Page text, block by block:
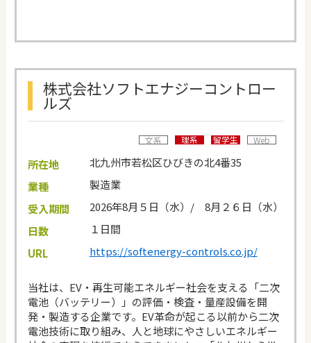
株式会社ソフトエナジーコントロー
ルズ
文系 理系 留学生 Web
所在地
北九州市若松区ひびきの北4番35
業種
製造業
受入期間
2026年8月５日（水）/ 8月２６日（水）
日数
１日間
URL
https://softenergy-controls.co.jp/
当社は、EV・再生可能エネルギー社会を支える「二次
電池（バッテリー）」の評価・検査・量産設備を開
発・製造する企業です。EV革命が起こる以前から二次
電池技術に取り組み、人と地球にやさしいエネルギー